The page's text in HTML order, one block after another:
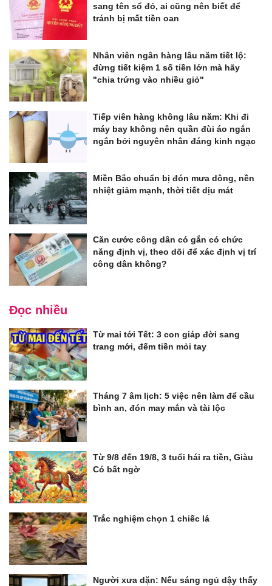
sang tên sổ đỏ, ai cũng nên biết để
tránh bị mất tiền oan
Nhân viên ngân hàng lâu năm tiết lộ:
đừng tiết kiệm 1 số tiền lớn mà hãy
"chia trứng vào nhiều giỏ"
Tiếp viên hàng không lâu năm: Khi đi
máy bay không nên quần đùi áo ngắn
ngắn bởi nguyên nhân đáng kinh ngạc
Miền Bắc chuẩn bị đón mưa dông, nền
nhiệt giảm mạnh, thời tiết dịu mát
Căn cước công dân có gắn có chức
năng định vị, theo dõi để xác định vị trí
công dân không?
Đọc nhiều
Từ mai tới Tết: 3 con giáp đời sang
trang mới, đếm tiền mỏi tay
Tháng 7 âm lịch: 5 việc nên làm để cầu
bình an, đón may mắn và tài lộc
Từ 9/8 đến 19/8, 3 tuổi hái ra tiền, Giàu
Có bất ngờ
Trắc nghiệm chọn 1 chiếc lá
Người xưa dặn: Nếu sáng ngủ dậy thấy